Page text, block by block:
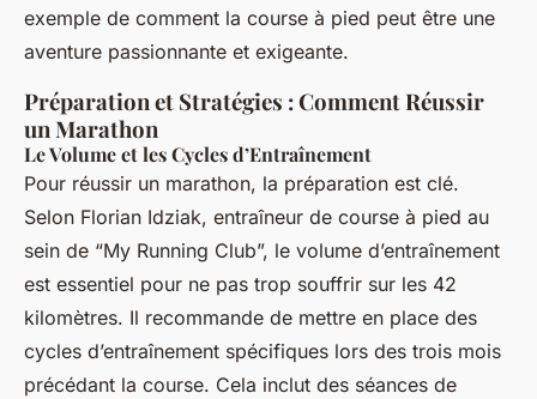
exemple de comment la course à pied peut être une
aventure passionnante et exigeante.
Préparation et Stratégies : Comment Réussir
un Marathon
Le Volume et les Cycles d’Entraînement
Pour réussir un marathon, la préparation est clé.
Selon Florian Idziak, entraîneur de course à pied au
sein de “My Running Club”, le volume d’entraînement
est essentiel pour ne pas trop souffrir sur les 42
kilomètres. Il recommande de mettre en place des
cycles d’entraînement spécifiques lors des trois mois
précédant la course. Cela inclut des séances de